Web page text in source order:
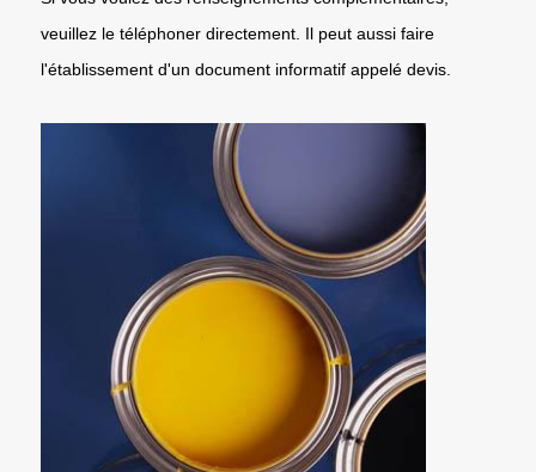
veuillez le téléphoner directement. Il peut aussi faire
l'établissement d'un document informatif appelé devis.